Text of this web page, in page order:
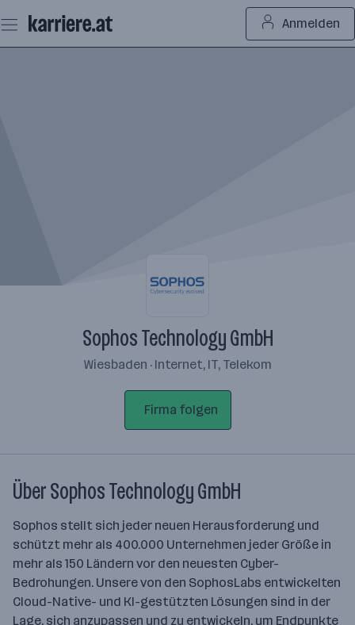
Seiteninhalt
springen
Anmelden
Sophos Technology GmbH
Wiesbaden · Internet, IT, Telekom
Firma folgen
Über Sophos Technology GmbH
Sophos stellt sich jeder neuen Herausforderung und
schützt mehr als 400.000 Unternehmen jeder Größe in
mehr als 150 Ländern vor den neuesten Cyber-
Bedrohungen. Unsere von den SophosLabs entwickelten
Cloud-Native- und KI-gestützten Lösungen sind in der
Lage, sich anzupassen und zu entwickeln, um Endpunkte